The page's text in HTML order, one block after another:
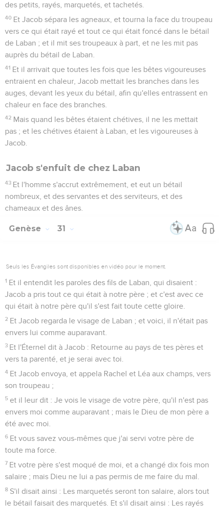
des petits, rayés, marquetés, et tachetés.
40 Et Jacob sépara les agneaux, et tourna la face du troupeau
vers ce qui était rayé et tout ce qui était foncé dans le bétail
de Laban ; et il mit ses troupeaux à part, et ne les mit pas
auprès du bétail de Laban.
41 Et il arrivait que toutes les fois que les bêtes vigoureuses
entraient en chaleur, Jacob mettait les branches dans les
auges, devant les yeux du bétail, afin qu'elles entrassent en
chaleur en face des branches.
42 Mais quand les bêtes étaient chétives, il ne les mettait
pas ; et les chétives étaient à Laban, et les vigoureuses à
Jacob.
Jacob s'enfuit de chez Laban
43 Et l'homme s'accrut extrêmement, et eut un bétail
nombreux, et des servantes et des serviteurs, et des
chameaux et des ânes.
Genèse 31
Seuls les Évangiles sont disponibles en vidéo pour le moment.
1 Et il entendit les paroles des fils de Laban, qui disaient :
Jacob a pris tout ce qui était à notre père ; et c'est avec ce
qui était à notre père qu'il s'est fait toute cette gloire.
2 Et Jacob regarda le visage de Laban ; et voici, il n'était pas
envers lui comme auparavant.
3 Et l'Éternel dit à Jacob : Retourne au pays de tes pères et
vers ta parenté, et je serai avec toi.
4 Et Jacob envoya, et appela Rachel et Léa aux champs, vers
son troupeau ;
5 et il leur dit : Je vois le visage de votre père, qu'il n'est pas
envers moi comme auparavant ; mais le Dieu de mon père a
été avec moi.
6 Et vous savez vous-mêmes que j'ai servi votre père de
toute ma force.
7 Et votre père s'est moqué de moi, et a changé dix fois mon
salaire ; mais Dieu ne lui a pas permis de me faire du mal.
8 S'il disait ainsi : Les marquetés seront ton salaire, alors tout
le bétail faisait des marquetés. Et s'il disait ainsi : Les rayés